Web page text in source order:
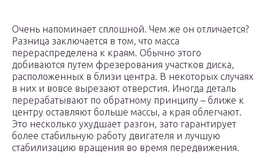
Очень напоминает сплошной. Чем же он отличается?
Разница заключается в том, что масса
перераспределена к краям. Обычно этого
добиваются путем фрезерования участков диска,
расположенных в близи центра. В некоторых случаях
в них и вовсе вырезают отверстия. Иногда деталь
перерабатывают по обратному принципу – ближе к
центру оставляют больше массы, а края облегчают.
Это несколько ухудшает разгон, зато гарантирует
более стабильную работу двигателя и лучшую
стабилизацию вращения во время передвижения.